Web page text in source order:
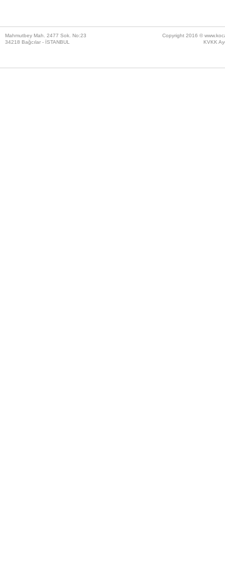
Mahmutbey Mah. 2477 Sok. No:23
34218 Bağcılar - İSTANBUL
Copyright 2016 ©
KVKK